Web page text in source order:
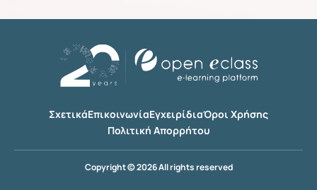
ΣχετικάΕπικοινωνίαΕγχειρίδιαΌροι Χρήσης
Πολιτική Απορρήτου
Copyright © 2026 All rights reserved